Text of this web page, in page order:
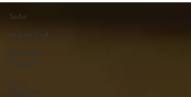
Todo
Actualidad
Recursos
Digitales
Wix
Meetups